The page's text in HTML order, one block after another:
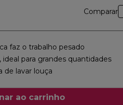
Comparar
faz o trabalho pesado
ideal para grandes quantidades
de lavar louça
ao carrinho